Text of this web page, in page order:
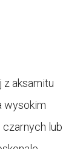
aksamitu
wysokim
lub